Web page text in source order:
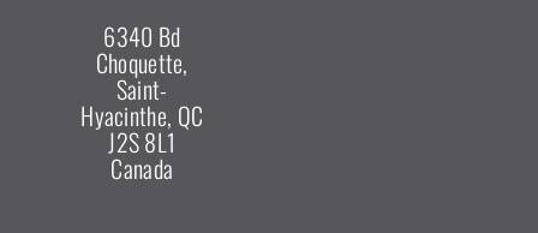
6340 Bd
Choquette,
Saint-
Hyacinthe, QC
J2S 8L1
Canada